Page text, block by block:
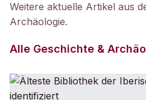
Weitere aktuelle Artikel aus
Archäologie.
Alle Geschichte &